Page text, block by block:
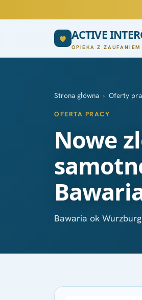
ACTIVE
OPIEKA Z ZAUFANIEM
Strona główna › Oferty
OFERTA PRACY
Nowe
Bawaria ok